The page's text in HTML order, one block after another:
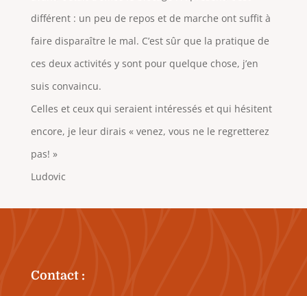
différent : un peu de repos et de marche ont suffit à
faire disparaître le mal. C’est sûr que la pratique de
ces deux activités y sont pour quelque chose, j’en
suis convaincu.
Celles et ceux qui seraient intéressés et qui hésitent
encore, je leur dirais « venez, vous ne le regretterez
pas! »
Ludovic
Contact :